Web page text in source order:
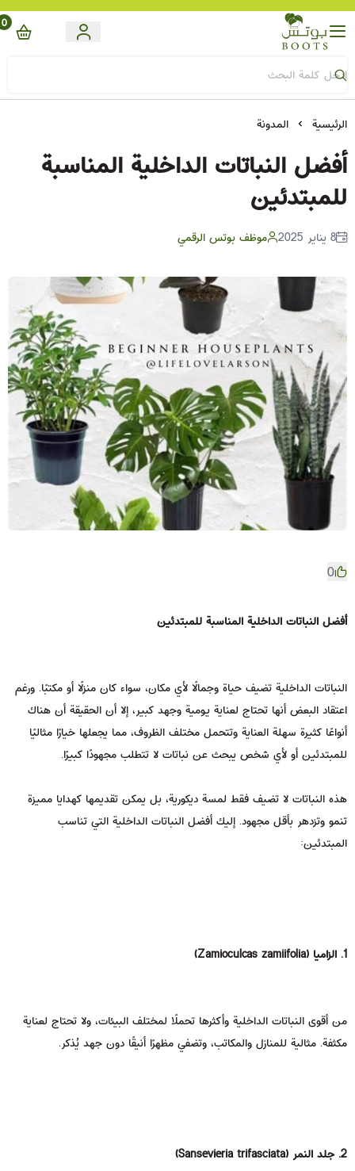
Boots
0
الرئيسية المدونة
أفضل النباتات الداخلية المناسبة
للمبتدئين
8 يناير 2025 موظف بوتس الرقمي
0
أفضل النباتات الداخلية المناسبة للمبتدئين
النباتات الداخلية تضيف حياة وجمالًا لأي مكان، سواء كان منزلًا أو مكتبًا. ورغم
اعتقاد البعض أنها تحتاج لعناية يومية وجهد كبير، إلا أن الحقيقة أن هناك
أنواعًا كثيرة سهلة العناية وتتحمل مختلف الظروف، مما يجعلها خيارًا مثاليًا
للمبتدئين أو لأي شخص يبحث عن نباتات لا تتطلب مجهودًا كبيرًا.
هذه النباتات لا تضيف فقط لمسة ديكورية، بل يمكن تقديمها كهدايا مميزة
تنمو وتزدهر بأقل مجهود. إليك أفضل النباتات الداخلية التي تناسب
المبتدئين:
من أقوى النباتات الداخلية وأكثرها تحملًا لمختلف البيئات، ولا تحتاج لعناية
مكثفة. مثالية للمنازل والمكاتب، وتضفي مظهرًا أنيقًا دون جهد يُذكر.
2. جلد النمر (Sansevieria trifasciata)